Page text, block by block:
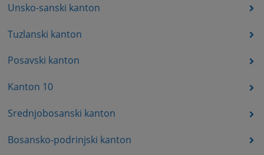
Unsko-sanski kanton
Tuzlanski kanton
Posavski kanton
Kanton 10
Srednjobosanski kanton
Bosansko-podrinjski kanton